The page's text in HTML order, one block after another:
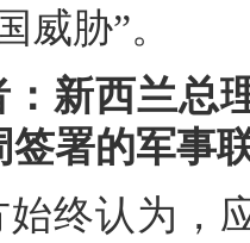
威胁”。
：新西兰总
签署的军事
终认为，